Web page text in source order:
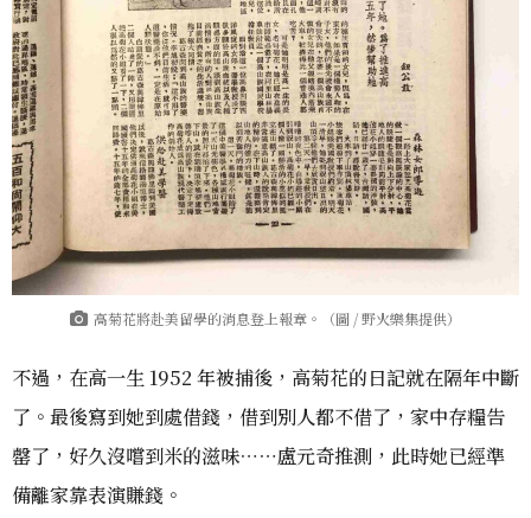
高菊花將赴美留學的消息登上報章。（圖 / 野火樂集提供）
不過，在高一生 1952 年被捕後，高菊花的日記就在隔年中斷
了。最後寫到她到處借錢，借到別人都不借了，家中存糧告
罄了，好久沒嚐到米的滋味⋯⋯盧元奇推測，此時她已經準
備離家靠表演賺錢。